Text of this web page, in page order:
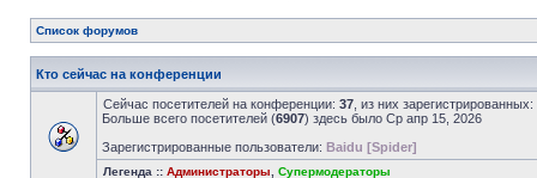
Список форумов
Кто сейчас на конференции
Сейчас посетителей на конференции: 37 , из них
Больше всего посетителей (6907) здесь было Ср апр 15, 2026
Зарегистрированные пользователи: Baidu [Spider]
Легенда :: Администраторы Супермодераторы